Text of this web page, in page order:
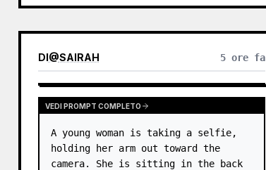
DI@SAIRAH 5 ore fa
VEDI PROMPT COMPLETO
A young woman is taking a selfie,
holding her arm out toward the
camera. She is sitting in the back